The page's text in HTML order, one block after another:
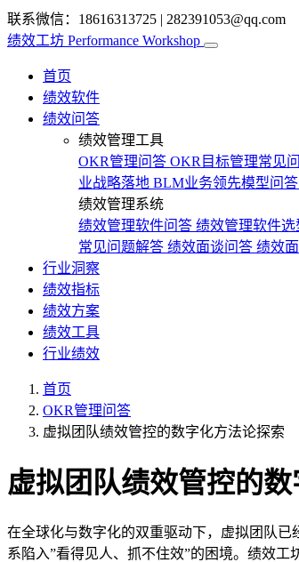
联系微信：18616313725 | 282391053@qq.com
绩效工坊 Performance Workshop
首页
绩效软件
绩效问答
绩效管理工具
OKR管理问答 OKR目标管理常见
业战略落地 BLM业务领先模型问答
绩效管理系统
绩效管理软件问答 绩效管理软件
常见问题解答 绩效面谈问答 绩效
行业洞察
绩效指标
绩效方案
绩效工具
行业绩效
首页
OKR管理问答
虚拟团队绩效管控的数字化方法论探索
虚拟团队绩效管控的
在全球化与数字化的双重驱动下，虚拟团队
系陷入”看得见人、抓不住效”的困境。绩效